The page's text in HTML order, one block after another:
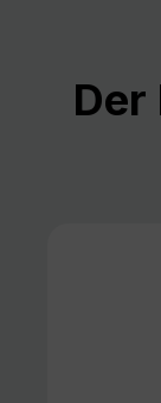
Der